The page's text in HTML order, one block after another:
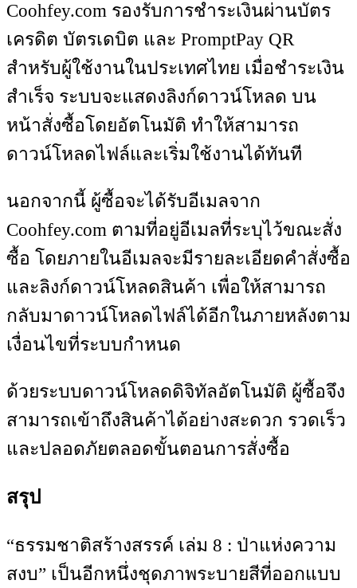
Coohfey.com รองรับการชำระเงินผ่านบัตร
เครดิต บัตรเดบิต และ PromptPay QR
สำหรับผู้ใช้งานในประเทศไทย เมื่อชำระเงิน
สำเร็จ ระบบจะแสดงลิงก์ดาวน์โหลด บน
หน้าสั่งซื้อโดยอัตโนมัติ ทำให้สามารถ
ดาวน์โหลดไฟล์และเริ่มใช้งานได้ทันที
นอกจากนี้ ผู้ซื้อจะได้รับอีเมลจาก
Coohfey.com ตามที่อยู่อีเมลที่ระบุไว้ขณะสั่ง
ซื้อ โดยภายในอีเมลจะมีรายละเอียดคำสั่งซื้อ
และลิงก์ดาวน์โหลดสินค้า เพื่อให้สามารถ
กลับมาดาวน์โหลดไฟล์ได้อีกในภายหลังตาม
เงื่อนไขที่ระบบกำหนด
ด้วยระบบดาวน์โหลดดิจิทัลอัตโนมัติ ผู้ซื้อจึง
สามารถเข้าถึงสินค้าได้อย่างสะดวก รวดเร็ว
และปลอดภัยตลอดขั้นตอนการสั่งซื้อ
สรุป
“ธรรมชาติสร้างสรรค์ เล่ม 8 : ป่าแห่งความ
สงบ” เป็นอีกหนึ่งชุดภาพระบายสีที่ออกแบบ